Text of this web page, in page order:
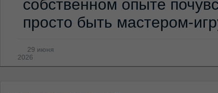
собственном опыте
просто быть мастером-
29 июня
2026